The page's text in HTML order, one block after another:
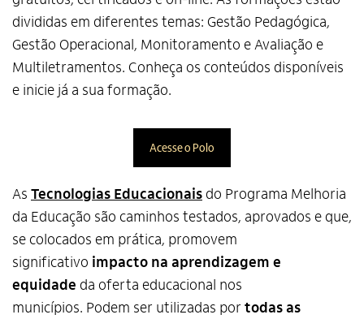
divididas em diferentes temas: Gestão Pedagógica,
Gestão Operacional, Monitoramento e Avaliação e
Multiletramentos. Conheça os conteúdos disponíveis
e inicie já a sua formação.
Acesse o Polo
As Tecnologias Educacionaisdo Programa Melhoria
da Educação são caminhos testados, aprovados e que,
se colocados em prática, promovem
significativo impacto na aprendizagem e
equidade da oferta educacional nos
municípios. Podem ser utilizadas por todas as